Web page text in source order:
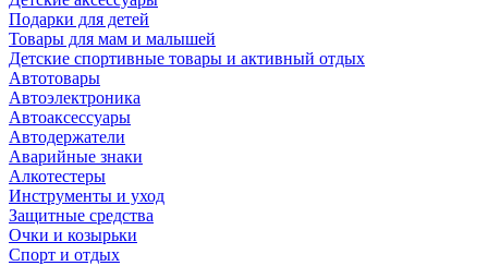
Подарки для детей
Товары для мам и малышей
Детские спортивные товары и активный отдых
Автотовары
Автоэлектроника
Автоаксессуары
Автодержатели
Аварийные знаки
Алкотестеры
Инструменты и уход
Защитные средства
Очки и козырьки
Спорт и отдых